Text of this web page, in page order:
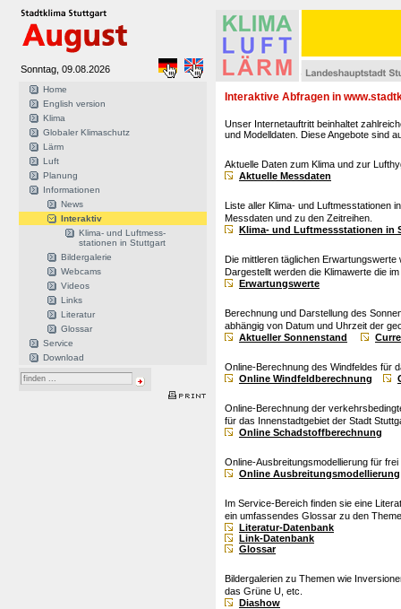
Sonntag, 09.08.2026
Home
English version
Klima
Globaler Klimaschutz
Lärm
Luft
Planung
Informationen
News
Interaktiv
Klima- und Luftmess-
stationen in Stuttgart
Bildergalerie
Webcams
Videos
Links
Literatur
Glossar
Service
Download
Interaktive Abfragen in
Unser Internetauftritt beinhaltet
und Modelldaten. Diese Angebote sind
Aktuelle Daten zum Klima und zur
Aktuelle Messdaten
Liste aller Klima- und Luftmesstationen
Messdaten und zu den Zeitreihen.
Klima- und Luftmessstationen in
Die mittleren täglichen
Dargestellt werden die Klimawerte die
Erwartungswerte
Berechnung und Darstellung des
abhängig von Datum und Uhrzeit der
Aktueller Sonnenstand
Online-Berechnung des Windfeldes für
Online Windfeldberechnung
Online-Berechnung der
für das Innenstadtgebiet der Stadt
Online Schadstoffberechnung
Online-Ausbreitungsmodellierung für
Online Ausbreitungsmodellierung
Im Service-Bereich finden sie eine
ein umfassendes Glossar zu den
Literatur-Datenbank
Link-Datenbank
Glossar
Bildergalerien zu Themen wie
das Grüne U, etc.
Diashow